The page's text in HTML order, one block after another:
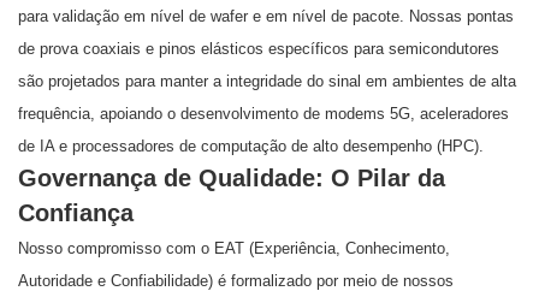
para validação em nível de wafer e em nível de pacote. Nossas pontas
de prova coaxiais e pinos elásticos específicos para semicondutores
são projetados para manter a integridade do sinal em ambientes de alta
frequência, apoiando o desenvolvimento de modems 5G, aceleradores
de IA e processadores de computação de alto desempenho (HPC).
Governança de Qualidade: O Pilar da
Confiança
Nosso compromisso com o EAT (Experiência, Conhecimento,
Autoridade e Confiabilidade) é formalizado por meio de nossos